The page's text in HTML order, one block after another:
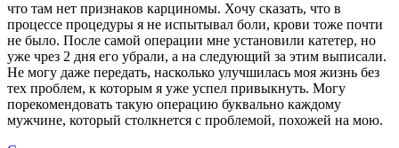
что там нет признаков карциномы. Хочу сказать, что в
процессе процедуры я не испытывал боли, крови тоже почти
не было. После самой операции мне установили катетер, но
уже чрез 2 дня его убрали, а на следующий за этим выписали.
Не могу даже передать, насколько улучшилась моя жизнь без
тех проблем, к которым я уже успел привыкнуть. Могу
порекомендовать такую операцию буквально каждому
мужчине, который столкнется с проблемой, похожей на мою.